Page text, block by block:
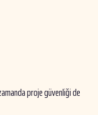
proje güvenliği de